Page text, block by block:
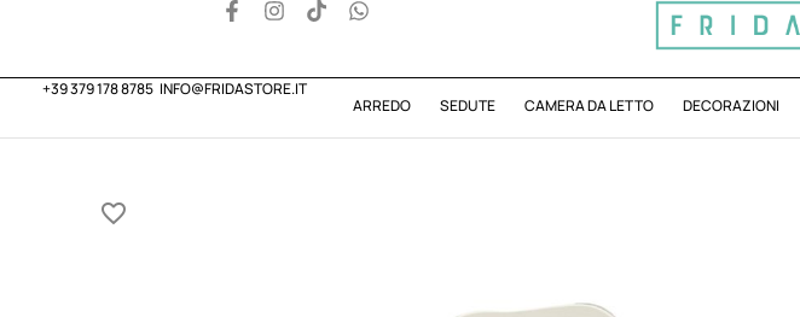
+39 379 178 8785 INFO@FRIDASTORE.IT
ARREDO
SEDUTE CAMERA DA LETTO DECORAZIONI